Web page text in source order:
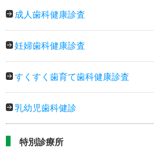
成人歯科健康診査
妊婦歯科健康診査
すくすく歯育て歯科健康診査
乳幼児歯科健診
特別診療所